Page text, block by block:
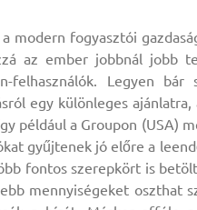
modern fogyasztói
az ember jobbnál jobb
Legyen bár
egy különleges
például a Groupon (USA)
gyűjtenek jó előre a
fontos szerepkört is
mennyiségeket oszthat